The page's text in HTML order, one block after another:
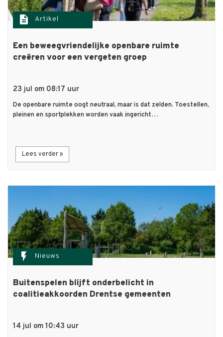
description Artikel
Een beweegvriendelijke openbare ruimte
creëren voor een vergeten groep
23 jul om 08:17 uur
De openbare ruimte oogt neutraal, maar is dat zelden. Toestellen,
pleinen en sportplekken worden vaak ingericht…
Lees verder »
flash_on Nieuws
Buitenspelen blijft onderbelicht in
coalitieakkoorden Drentse gemeenten
14 jul om 10:43 uur